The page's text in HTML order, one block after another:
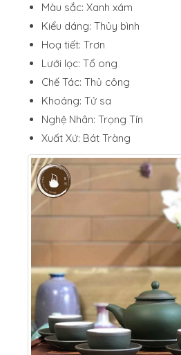
Màu sắc: Xanh xám
Kiểu dáng: Thủy bình
Hoạ tiết: Trơn
Lưới lọc: Tổ ong
Chế Tác: Thủ công
Khoáng: Tử sa
Nghệ Nhân: Trọng Tín
Xuất Xứ: Bát Tràng